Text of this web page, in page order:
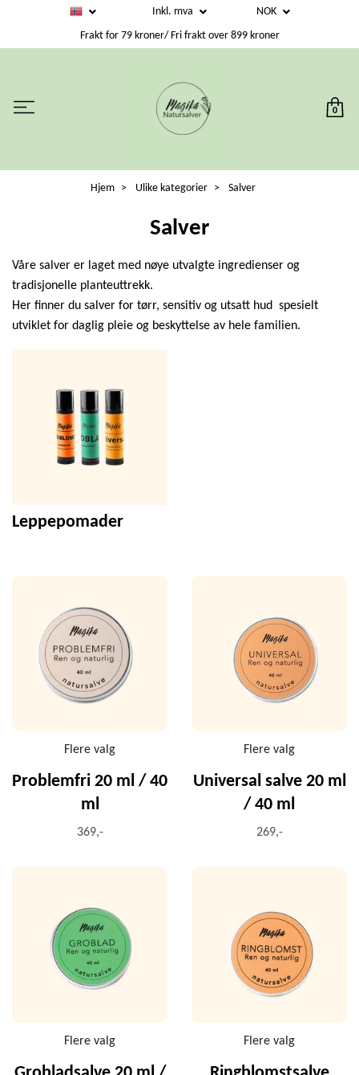
Inkl. mva
NOK
Frakt for 79 kroner/ Fri frakt over 899 kroner
0
Hjem Ulike kategorier Salver
Salver
Våre salver er laget med nøye utvalgte ingredienser og
tradisjonelle planteuttrekk.
Her finner du salver for tørr, sensitiv og utsatt hud spesielt
utviklet for daglig pleie og beskyttelse av hele familien.
Leppepomader
Flere valg
Problemfri 20 ml / 40
ml
369,-
Flere valg
Universal salve 20 ml
/ 40 ml
269,-
Flere valg Flere valg